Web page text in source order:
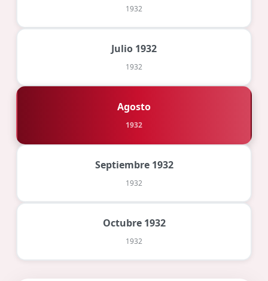
1932
Julio 1932
1932
Agosto
1932
Septiembre 1932
1932
Octubre 1932
1932